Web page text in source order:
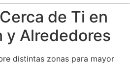
de Ti en
y Alrededores
distintas zonas para mayor